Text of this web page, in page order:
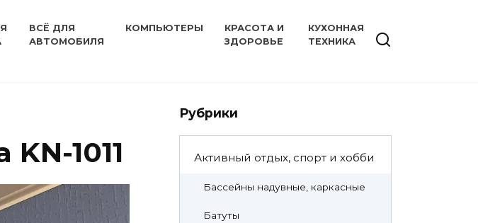
ВСЁ ДЛЯ
АВТОМОБИЛЯ
КОМПЬЮТЕРЫ
КРАСОТА И
ЗДОРОВЬЕ
КУХОННАЯ
ТЕХНИКА
1011
Рубрики
Активный отдых, спорт и хобби
Бассейны надувные, каркасные
Батуты